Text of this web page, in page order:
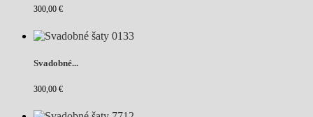
300,00 €
Svadobné...
300,00 €